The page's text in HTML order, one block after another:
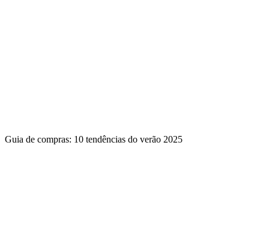
Guia de compras: 10 tendências do verão 2025